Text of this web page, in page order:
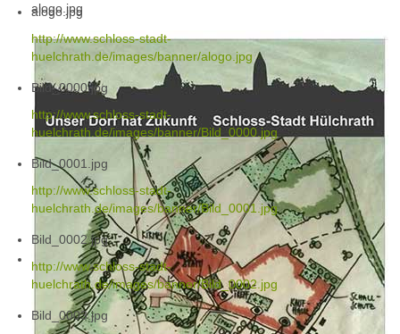
alogo.jpg
alogo.jpg
http://www.schloss-stadt-
huelchrath.de/images/banner/alogo.jpg
Bild_0000.jpg
http://www.schloss-stadt-
huelchrath.de/images/banner/Bild_0000.jpg
Bild_0001.jpg
http://www.schloss-stadt-
huelchrath.de/images/banner/Bild_0001.jpg
Bild_0002.jpg
http://www.schloss-stadt-
huelchrath.de/images/banner/Bild_0002.jpg
Bild_0003.jpg